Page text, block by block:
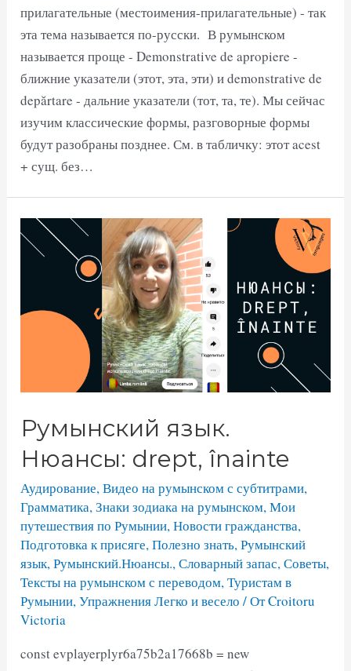
прилагательные (местоимения-прилагательные) - так
эта тема называется по-русски. В румынском
называется проще - Demonstrative de apropiere -
ближние указатели (этот, эта, эти) и demonstrative de
depărtare - дальние указатели (тот, та, те). Мы сейчас
изучим классические формы, разговорные формы
будут разобраны позднее. См. в табличку: этот acest
+ сущ. без…
Румынский язык.
Нюансы: drept, înainte
Аудирование,Видео на румынском с субтитрами,
Грамматика,Знаки зодиака на румынском,Мои
путешествия по Румынии,Новости гражданства,
Подготовка к присяге,Полезно знать,Румынский
язык,Румынский.Нюансы.,Словарный запас,Советы,
Тексты на румынском с переводом,Туристам в
Румынии,Упражнения Легко и весело / ОтCroitoru
Victoria
const evplayerplyr6a75b2a17668b = new